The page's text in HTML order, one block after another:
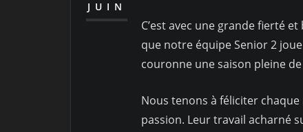
JUIN
C’est avec une grande fierté
que notre équipe Senior 2
couronne une saison pleine
Nous tenons à féliciter
passion. Leur travail acharné